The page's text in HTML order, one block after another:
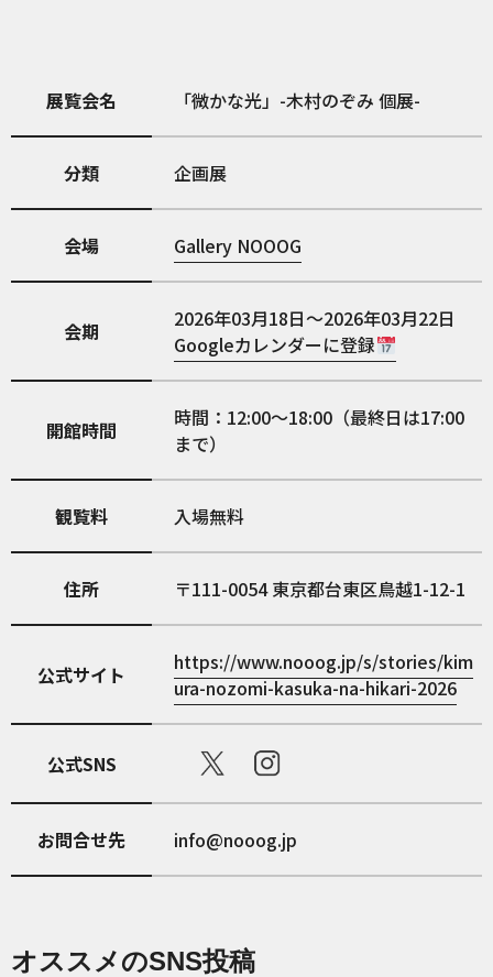
展覧会名 「微かな光」-木村のぞみ 個展-
分類 企画展
会場 Gallery NOOOG
会期
2026年03月18日～2026年03月22日
Googleカレンダーに登録
開館時間
時間：12:00〜18:00（最終日は17:00
まで）
観覧料 入場無料
住所 111-0054東京都台東区鳥越1-12-1
公式サイト
https://www.nooog.jp/s/stories/kim
ura-nozomi-kasuka-na-hikari-2026
公式SNS
お問合せ先 info@nooog.jp
オススメのSNS投稿